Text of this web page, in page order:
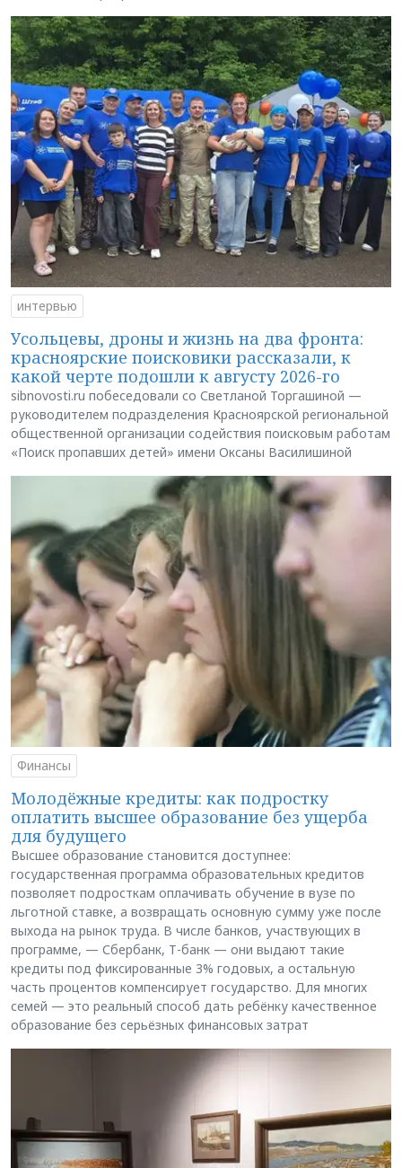
интервью
Усольцевы, дроны и жизнь на два фронта:
красноярские поисковики рассказали, к
какой черте подошли к августу 2026-го
sibnovosti.ru побеседовали со Светланой Торгашиной —
руководителем подразделения Красноярской региональной
общественной организации содействия поисковым работам
«Поиск пропавших детей» имени Оксаны Василишиной
Финансы
Молодёжные кредиты: как подростку
оплатить высшее образование без ущерба
для будущего
Высшее образование становится доступнее:
государственная программа образовательных кредитов
позволяет подросткам оплачивать обучение в вузе по
льготной ставке, а возвращать основную сумму уже после
выхода на рынок труда. В числе банков, участвующих в
программе, — Сбербанк, Т-банк — они выдают такие
кредиты под фиксированные 3% годовых, а остальную
часть процентов компенсирует государство. Для многих
семей — это реальный способ дать ребёнку качественное
образование без серьёзных финансовых затрат